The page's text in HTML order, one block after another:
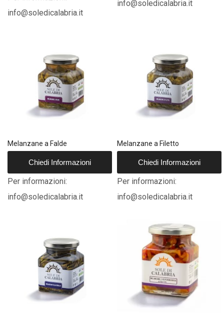
info@soledicalabria.it
info@soledicalabria.it
Melanzane a Falde
Chiedi Informazioni
Per informazioni:
info@soledicalabria.it
Melanzane a Filetto
Chiedi Informazioni
Per informazioni:
info@soledicalabria.it